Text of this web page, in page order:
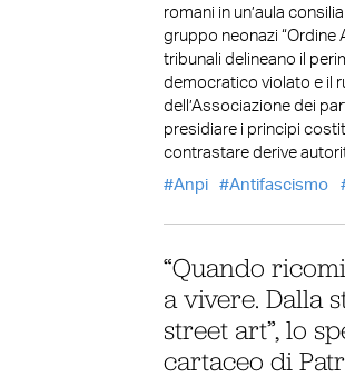
romani in un’aula
gruppo neonazi “Ordine
tribunali delineano il
democratico violato e il
dell’Associazione dei
presidiare i principi
contrastare derive
Anpi
Antifascismo
“Quando
a vivere. Dalla
street art”, lo
cartaceo di